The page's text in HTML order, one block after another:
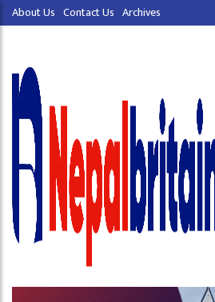
About Us Contact Us Archives